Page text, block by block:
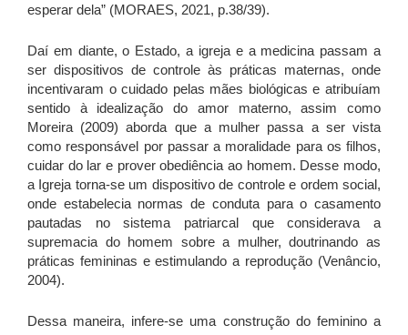
esperar dela” (MORAES, 2021, p.38/39).
Daí em diante, o Estado, a igreja e a medicina passam a
ser dispositivos de controle às práticas maternas, onde
incentivaram o cuidado pelas mães biológicas e atribuíam
sentido à idealização do amor materno, assim como
Moreira (2009) aborda que a mulher passa a ser vista
como responsável por passar a moralidade para os filhos,
cuidar do lar e prover obediência ao homem. Desse modo,
a Igreja torna-se um dispositivo de controle e ordem social,
onde estabelecia normas de conduta para o casamento
pautadas no sistema patriarcal que considerava a
supremacia do homem sobre a mulher, doutrinando as
práticas femininas e estimulando a reprodução (Venâncio,
2004).
Dessa maneira, infere-se uma construção do feminino a